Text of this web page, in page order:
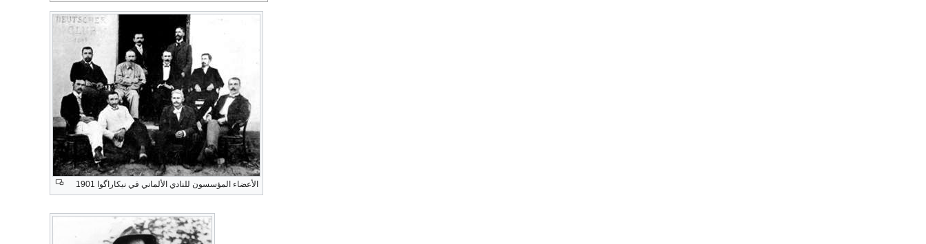
الأعضاء المؤسسون للنادي الألماني في نيكاراگوا 1901